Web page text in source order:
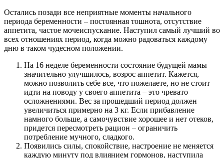
Остались позади все неприятные моменты начального
периода беременности – постоянная тошнота, отсутствие
аппетита, частое мочеиспускание. Наступил самый лучший во
всех отношениях период, когда можно радоваться каждому
дню в таком чудесном положении.
На 16 неделе беременности состояние будущей мамы
значительно улучшилось, возрос аппетит. Кажется,
можно позволить себе все, что пожелаете, но не стоит
идти на поводу у своего аппетита – это чревато
осложнениями. Вес за прошедший период должен
увеличиться примерно на 3 кг. Если прибавление
намного больше, а самочувствие хорошее и нет отеков,
придется пересмотреть рацион – ограничить
потребление мучного, сладкого.
Появились силы, спокойствие, настроение не меняется
каждую минуту под влиянием гормонов, наступила